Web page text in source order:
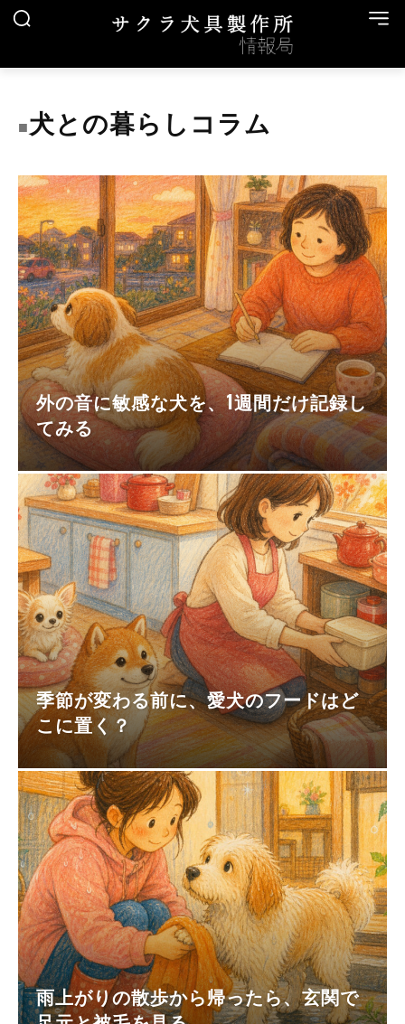
■犬との暮らしコラム
外の音に敏感な犬を、1週間だけ記録し
てみる
季節が変わる前に、愛犬のフードはど
こに置く？
雨上がりの散歩から帰ったら、玄関で